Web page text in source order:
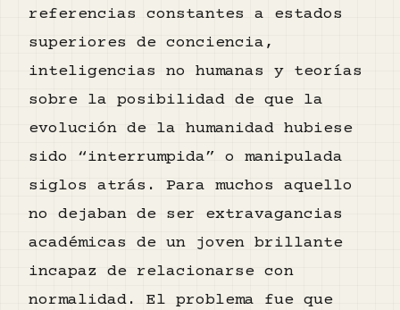
referencias constantes a estados
superiores de conciencia,
inteligencias no humanas y teorías
sobre la posibilidad de que la
evolución de la humanidad hubiese
sido “interrumpida” o manipulada
siglos atrás. Para muchos aquello
no dejaban de ser extravagancias
académicas de un joven brillante
incapaz de relacionarse con
normalidad. El problema fue que